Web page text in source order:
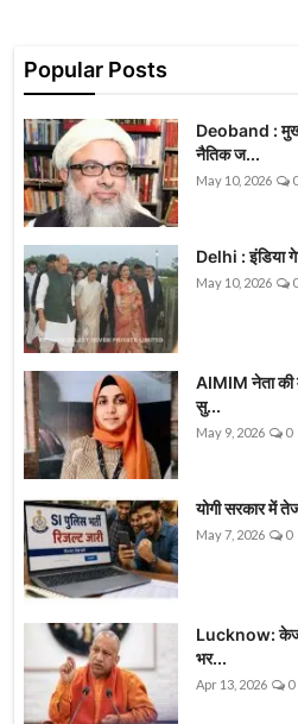
Popular Posts
Deoband :
नैतिक ज...
May 10, 2026 0
Delhi : इंडिया
May 10, 2026 0
AIMIM नेता की
सु...
May 9, 2026 0
योगी सरकार में तेज
May 7, 2026 0
Lucknow:
भर...
Apr 13, 2026 0